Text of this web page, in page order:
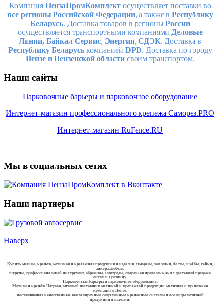
Компания ПензаПромКомплектосуществляет поставки во
все регионы Российской Федерации, а также в Республику
Беларусь. Доставка товаров в регионы России
осуществляется транспортными компаниями Деловые
Линии, Байкал Сервис, Энергия, СДЭК. Доставка в
Республику Беларуськомпанией DPD. Доставка по городу
Пензе и Пензенской области своим транспортом.
Наши сайты
Парковочные барьеры и парковочное оборудование
Интернет-магазин профессионального крепежа Саморез.PRO
Интернет-магазин RuFence.RU
Мы в социальных сетях
Наши партнеры
Наверх
Купить метизы, крепеж, метизная и крепежная продукция и изделия, саморезы, заклепки, болты, шайбы, гайки,
анкера, дюбеля,
шурупы, профессиональный инструмент, абразивы, электроды, сварочная проволока, акл с доставкой продажа
оптом и в розницу.
Парковочные барьеры и парковочное оборудование.
Метизы и крепёж Harpoon, оптовый поставщик метизной и крепежной продукции, метизная и крепежная
компания в Пензе,
поставляющая качественные высокопрочные современные крепежные системы и все виды метизной
продукции и изделий.